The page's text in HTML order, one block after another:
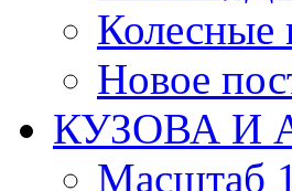
Колесные
Новое
КУЗОВА И
Масштаб